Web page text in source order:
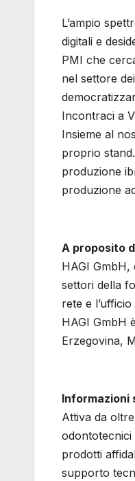
L’ampio
digitali e
PMI che
nel settore
Incontraci a
Insieme al
proprio
produzione
produzione
A proposito
HAGI GmbH,
settori della
rete e
HAGI GmbH
Erzegovina,
Informazioni
Attiva da
prodotti
supporto